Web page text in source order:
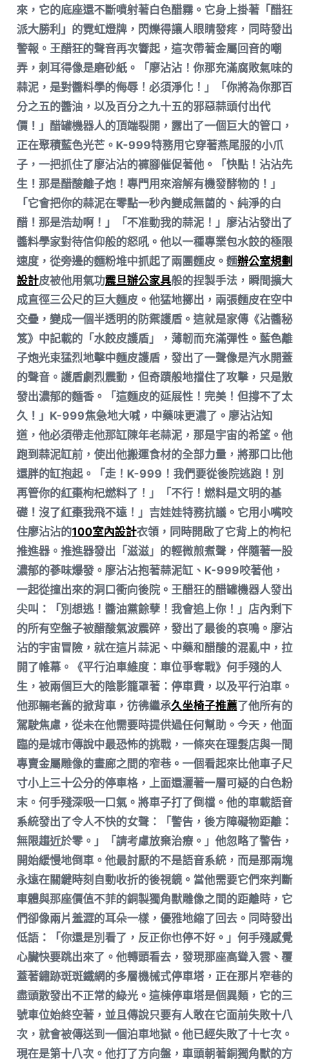
來，它的底座還不斷噴射著白色醋霧。它身上掛著「醋狂
派大勝利」的霓虹燈牌，閃爍得讓人眼睛發疼，同時發出
警報。王醋狂的聲音再次響起，這次帶著金屬回音的嘲
弄，刺耳得像是磨砂紙。「廖沾沾！你那充滿腐敗氣味的
蒜泥，是對醬料學的侮辱！必須淨化！」「你將為你那百
分之五的醬油，以及百分之九十五的邪惡蒜頭付出代
價！」醋罐機器人的頂端裂開，露出了一個巨大的管口，
正在聚積藍色光芒。K-999特務用它穿著燕尾服的小爪
子，一把抓住了廖沾沾的褲腳催促著他。「快點！沾沾先
生！那是醋酸離子炮！專門用來溶解有機發酵物的！」
「它會把你的蒜泥在零點一秒內變成無菌的、純淨的白
醋！那是浩劫啊！」「不准動我的蒜泥！」廖沾沾發出了
醬料學家對待信仰般的怒吼。他以一種專業包水餃的極限
速度，從旁邊的麵粉堆中抓起了兩團麵皮。麵辦公室規劃
設計皮被他用氣功震旦辦公家具般的捏製手法，瞬間擴大
成直徑三公尺的巨大麵皮。他猛地擲出，兩張麵皮在空中
交疊，變成一個半透明的防禦護盾。這就是家傳《沾醬秘
笈》中記載的「水餃皮護盾」，薄韌而充滿彈性。藍色離
子炮光束猛烈地擊中麵皮護盾，發出了一聲像是汽水開蓋
的聲音。護盾劇烈震動，但奇蹟般地擋住了攻擊，只是散
發出濃郁的麵香。「這麵皮的延展性！完美！但撐不了太
久！」K-999焦急地大喊，中藥味更濃了。廖沾沾知
道，他必須帶走他那缸陳年老蒜泥，那是宇宙的希望。他
跑到蒜泥缸前，使出他搬運食材的全部力量，將那口比他
還胖的缸抱起。「走！K-999！我們要從後院逃跑！別
再管你的紅棗枸杞燃料了！」「不行！燃料是文明的基
礎！沒了紅棗我飛不遠！」吉娃娃特務抗議。它用小嘴咬
住廖沾沾的100室內設計衣領，同時開啟了它背上的枸杞
推進器。推進器發出「滋滋」的輕微煎煮聲，伴隨著一股
濃郁的蔘味爆發。廖沾沾抱著蒜泥缸、K-999咬著他，
一起從撞出來的洞口衝向後院。王醋狂的醋罐機器人發出
尖叫：「別想逃！醬油黨餘孽！我會追上你！」店內剩下
的所有空盤子被醋酸氣波震碎，發出了最後的哀鳴。廖沾
沾的宇宙冒險，就在這片蒜泥、中藥和醋酸的混亂中，拉
開了帷幕。《平行泊車維度：車位爭奪戰》何手殘的人
生，被兩個巨大的陰影籠罩著：停車費，以及平行泊車。
他那輛老舊的掀背車，彷彿繼承久坐椅子推薦了他所有的
駕駛焦慮，從未在他需要時提供過任何幫助。今天，他面
臨的是城市傳說中最恐怖的挑戰，一條夾在理髮店與一間
專賣金屬雕像的畫廊之間的窄巷。一個看起來比他車子尺
寸小上三十公分的停車格，上面還灑著一層可疑的白色粉
末。何手殘深吸一口氣。將車子打了倒檔。他的車載語音
系統發出了令人不快的女聲：「警告，後方障礙物距離：
無限趨近於零。」「請考慮放棄治療。」他忽略了警告，
開始緩慢地倒車。他最討厭的不是語音系統，而是那兩塊
永遠在關鍵時刻自動收折的後視鏡。當他需要它們來判斷
車體與那座價值不菲的銅製獨角獸雕像之間的距離時，它
們卻像兩片羞澀的耳朵一樣，優雅地縮了回去。同時發出
低語：「你還是別看了，反正你也停不好。」何手殘感覺
心臟快要跳出來了。他轉頭看去，發現那座高聳入雲、覆
蓋著鏽跡斑斑鐵網的多層機械式停車塔，正在那片窄巷的
盡頭散發出不正常的綠光。這棟停車塔是個異類，它的三
號車位始終空著，並且傳說只要有人敢在它面前失敗十八
次，就會被傳送到一個泊車地獄。他已經失敗了十七次。
現在是第十八次。他打了方向盤，車頭朝著銅獨角獸的方